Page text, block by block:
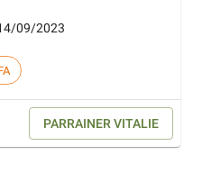
09/2023
PARRAINER VITALIE